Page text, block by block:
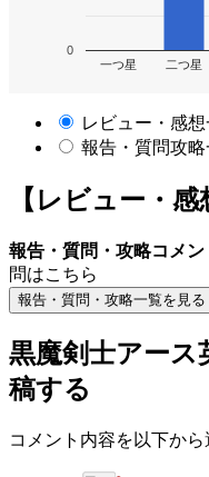
一つ星 二つ星
0
レビュー・感想
報告・質問攻略
【レビュー・感
報告・質問・攻略コメン
問はこちら
報告・質問・攻略一覧を見
黒魔剣士アース
稿する
コメント内容を以下か